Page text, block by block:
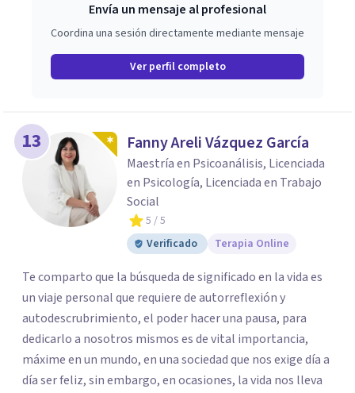
Envía un mensaje al profesional
Coordina una sesión directamente mediante mensaje
Ver perfil completo
13 Fanny Areli Vázquez García
Maestría en Psicoanálisis, Licenciada
en Psicología, Licenciada en Trabajo
Social
5 / 5
Verificado
Terapia Online
Te comparto que la búsqueda de significado en la vida es
un viaje personal que requiere de autorreflexión y
autodescrubrimiento, el poder hacer una pausa, para
dedicarlo a nosotros mismos es de vital importancia,
máxime en un mundo, en una sociedad que nos exige día a
día ser feliz, sin embargo, en ocasiones, la vida nos lleva